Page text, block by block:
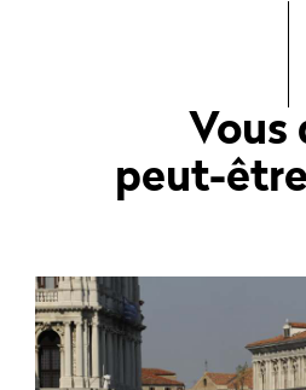
Vous
peut-